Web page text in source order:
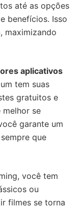
até as opções
benefícios. Isso
maximizando
aplicativos
tem suas
gratuitos e
melhor se
garante um
sempre que
você tem
ou
filmes se torna